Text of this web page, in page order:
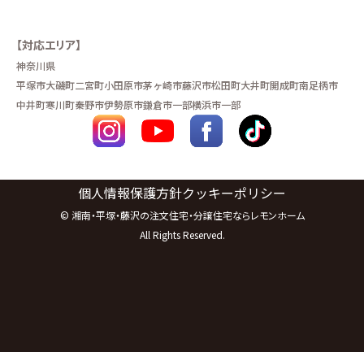
【対応エリア】
神奈川県
平塚市大磯町二宮町小田原市茅ヶ崎市藤沢市松田町大井町開成町南足柄市
中井町寒川町秦野市伊勢原市鎌倉市一部横浜市一部
個人情報保護方針クッキーポリシー
© 湘南・平塚・藤沢の注文住宅・分譲住宅ならレモンホーム
All Rights Reserved.